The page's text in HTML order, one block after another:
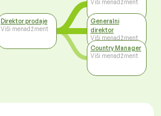
Direktor prodaje
Viši menadžment
Viši menadžment
Generalni
direktor
Viši menadžment
Country Manager
Viši menadžment